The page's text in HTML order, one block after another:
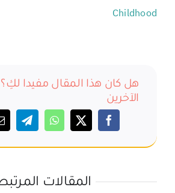
Childhood
هل كان هذا المقال مفيدا
الآخرين
المقالات